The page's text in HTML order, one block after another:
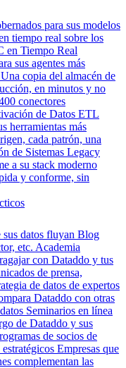
para sus modelos
tiempo real sobre los
en Tiempo Real
sus agentes más
Una copia del almacén de
en minutos y no
conectores
de Datos ETL
herramientas más
cada patrón, una
de Sistemas Legacy
a su stack moderno
y conforme, sin
sus datos fluyan Blog
etc. Academia
con Dataddo y tus
de prensa,
de datos de expertos
Dataddo con otras
Seminarios en línea
de Dataddo y sus
de socios de
estratégicos Empresas que
complementan las